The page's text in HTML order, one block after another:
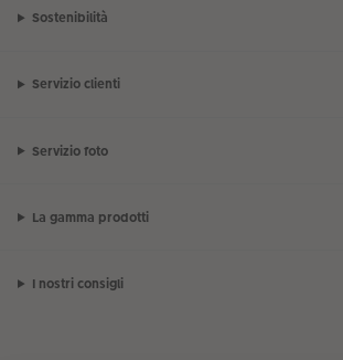
Sostenibilità
Servizio clienti
Servizio foto
La gamma prodotti
I nostri consigli